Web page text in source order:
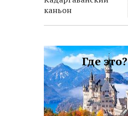
каньон
Где это?